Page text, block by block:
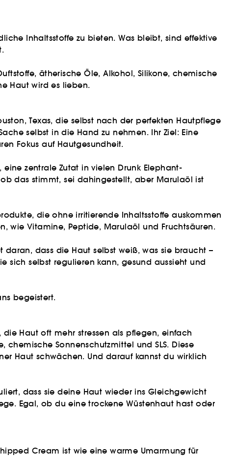
Inhaltsstoffe zu bieten. Was bleibt, sind effektive
ätherische Öle, Alkohol, Silikone, chemische
Haut wird es lieben.
Texas, die selbst nach der perfekten Hautpflege
selbst in die Hand zu nehmen. Ihr Ziel: Eine
Fokus auf Hautgesundheit.
zentrale Zutat in vielen Drunk Elephant-
das stimmt, sei dahingestellt, aber Marulaöl ist
die ohne irritierende Inhaltsstoffe auskommen
wie Vitamine, Peptide, Marulaöl und Fruchtsäuren.
daran, dass die Haut selbst weiß, was sie braucht –
sich selbst regulieren kann, gesund aussieht und
begeistert.
Haut oft mehr stressen als pflegen, einfach
chemische Sonnenschutzmittel und SLS. Diese
Haut schwächen. Und darauf kannst du wirklich
dass sie deine Haut wieder ins Gleichgewicht
Egal, ob du eine trockene Wüstenhaut hast oder
Cream ist wie eine warme Umarmung für